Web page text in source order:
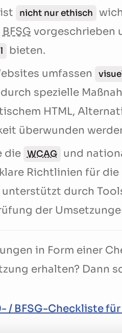
nicht nur ethisch
BFSG vorgeschrieben
bieten.
umfassen
spezielle
HTML,
überwunden
die WCAG
und
Richtlinien für
durch
der
in Form einer
erhalten? Dann
/ BFSG-Checkliste